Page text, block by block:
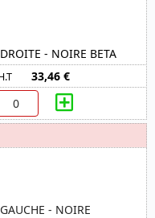
- NOIRE BETA
33,46 €
- NOIRE